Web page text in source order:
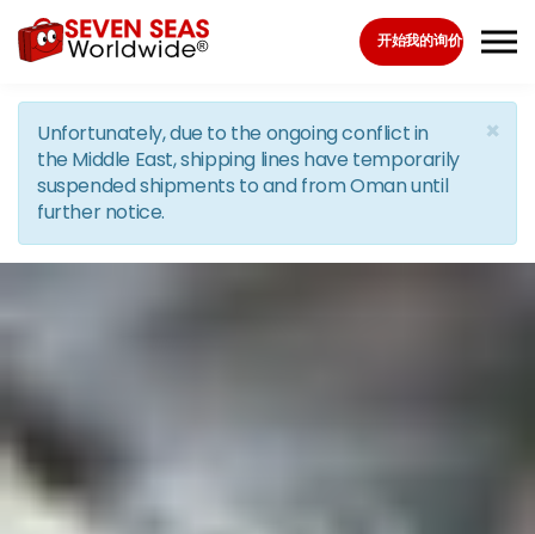
Skip to the content
开始我的询价
×
Unfortunately, due to the ongoing conflict in
the Middle East, shipping lines have temporarily
suspended shipments to and from Oman until
further notice.